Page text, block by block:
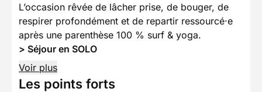
L’occasion rêvée de lâcher prise, de bouger, de
respirer profondément et de repartir ressourcé·e
après une parenthèse 100 % surf & yoga.
> Séjour en SOLO
Voir plus
Les points forts